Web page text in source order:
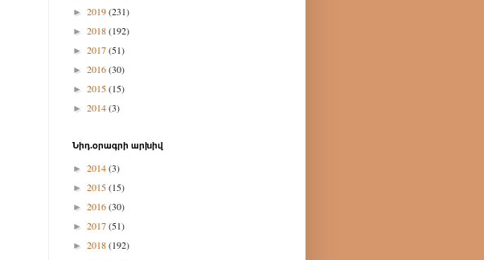
► 2019(231)
► 2018(192)
► 2017(51)
► 2016(30)
► 2015(15)
► 2014(3)
Նիդ.օրագրի արխիվ
► 2014(3)
► 2015(15)
► 2016(30)
► 2017(51)
► 2018(192)